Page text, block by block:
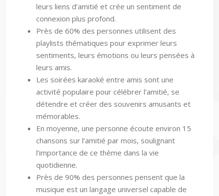
leurs liens d’amitié et crée un sentiment de
connexion plus profond.
Près de 60% des personnes utilisent des
playlists thématiques pour exprimer leurs
sentiments, leurs émotions ou leurs pensées à
leurs amis.
Les soirées karaoké entre amis sont une
activité populaire pour célébrer l’amitié, se
détendre et créer des souvenirs amusants et
mémorables.
En moyenne, une personne écoute environ 15
chansons sur l’amitié par mois, soulignant
l’importance de ce thème dans la vie
quotidienne.
Près de 90% des personnes pensent que la
musique est un langage universel capable de